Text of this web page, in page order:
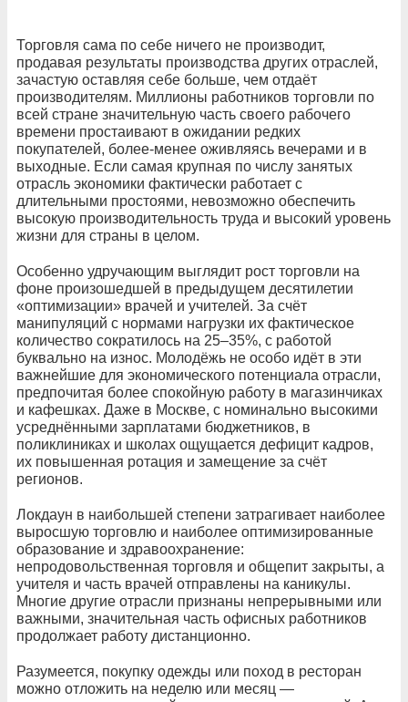
Торговля сама по себе ничего не производит,
продавая результаты производства других отраслей,
зачастую оставляя себе больше, чем отдаёт
производителям. Миллионы работников торговли по
всей стране значительную часть своего рабочего
времени простаивают в ожидании редких
покупателей, более-менее оживляясь вечерами и в
выходные. Если самая крупная по числу занятых
отрасль экономики фактически работает с
длительными простоями, невозможно обеспечить
высокую производительность труда и высокий уровень
жизни для страны в целом.
Особенно удручающим выглядит рост торговли на
фоне произошедшей в предыдущем десятилетии
«оптимизации» врачей и учителей. За счёт
манипуляций с нормами нагрузки их фактическое
количество сократилось на 25–35%, с работой
буквально на износ. Молодёжь не особо идёт в эти
важнейшие для экономического потенциала отрасли,
предпочитая более спокойную работу в магазинчиках
и кафешках. Даже в Москве, с номинально высокими
усреднёнными зарплатами бюджетников, в
поликлиниках и школах ощущается дефицит кадров,
их повышенная ротация и замещение за счёт
регионов.
Локдаун в наибольшей степени затрагивает наиболее
выросшую торговлю и наиболее оптимизированные
образование и здравоохранение:
непродовольственная торговля и общепит закрыты, а
учителя и часть врачей отправлены на каникулы.
Многие другие отрасли признаны непрерывными или
важными, значительная часть офисных работников
продолжает работу дистанционно.
Разумеется, покупку одежды или поход в ресторан
можно отложить на неделю или месяц —